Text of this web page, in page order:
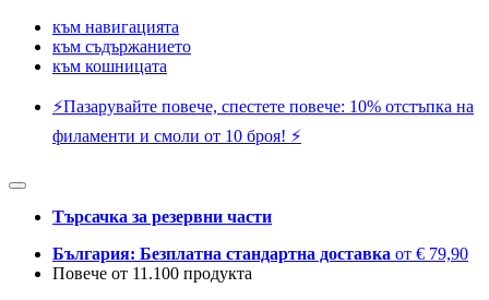
към навигацията
към съдържанието
към кошницата
⚡️Пазарувайте повече, спестете повече: 10% отстъпка на
филаменти и смоли от 10 броя! ⚡️
Търсачка за резервни части
България: Безплатна стандартна доставка от € 79,90
Повече от 11.100 продукта